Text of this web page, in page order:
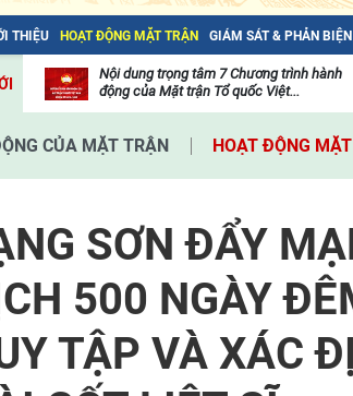
THIỆU HOẠT ĐỘNG MẶT TRẬN GIÁM SÁT & PHẢN BIỆN
viện
Nội dung trọng tâm 7 Chương trình hành
động của Mặt trận Tổ quốc Việt...
CỦA MẶT TRẬN HOẠT ĐỘNG
SƠN ĐẨY
500 NGÀY
TẬP VÀ XÁC